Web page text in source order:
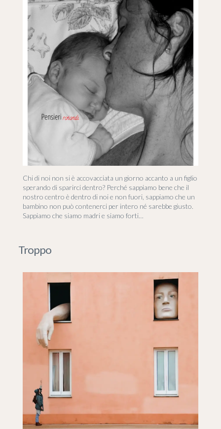
Chi di noi non si è accovacciata un giorno accanto a un figlio
sperando di sparirci dentro? Perché sappiamo bene che il
nostro centro è dentro di noi e non fuori, sappiamo che un
bambino non può contenerci per intero né sarebbe giusto.
Sappiamo che siamo madri e siamo forti…
Troppo